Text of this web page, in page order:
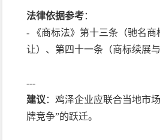
法律依据参考：
- 《商标法》第十三条（驰名
让）、第四十一条（商标续展与
---
建议 ：鸡泽企业应联合当地市
牌竞争”的跃迁。